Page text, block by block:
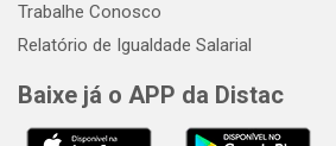
Trabalhe Conosco
Relatório de Igualdade Salarial
Baixe já o APP da Distac